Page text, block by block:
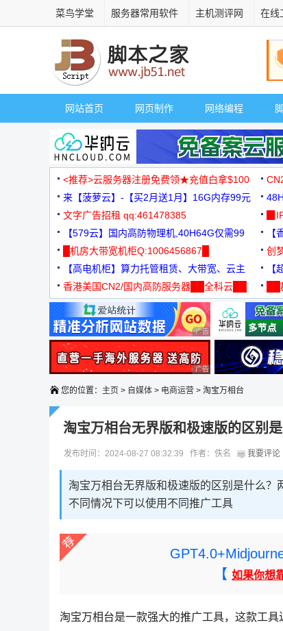
菜鸟学堂 服务器常用软件 主机测评网 在线
网站首页 网页制作 网络编程
<推荐>云服务器注册免费领★充值白拿$100
来【菠萝云】-【买2月送1月】16G内存99元
文字广告招租 qq:461478385
【579云】国内高防物理机,40H64G仅需99
元
█机房大带宽机柜Q:1006456867█
创
88
【高电机柜】算力托管租赁、大带宽、云主
机
【
香港美国CN2/国内高防服务器██全科云██
广告 商业广告，理性选择
广告 商业广告，理性选择
您的位置： 主页 > 自媒体 > 电商运营 > 淘宝万相台
淘宝万相台无界版和极速版的区别
发布时间：2024-08-27 08:32:39 作者：佚名 我要评论
淘宝万相台无界版和极速版的区别是什么？
不同情况下可以使用不同推广工具
【 如果你想
淘宝万相台是一款强大的推广工具，这款工